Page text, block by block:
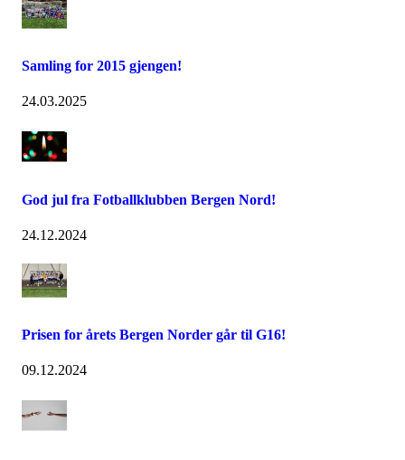
Samling for 2015 gjengen!
24.03.2025
God jul fra Fotballklubben Bergen Nord!
24.12.2024
Prisen for årets Bergen Norder går til G16!
09.12.2024